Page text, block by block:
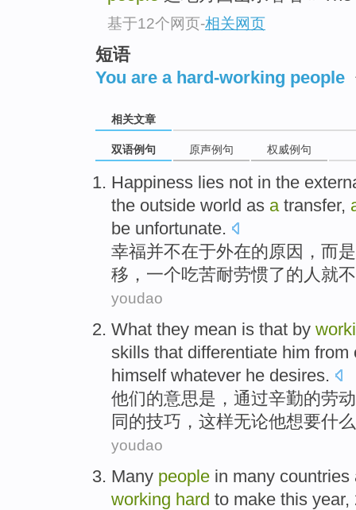
基于12个网页-相关网页
短语
You are a hard-working people
相关文章
双语例句 原声例句 权威例句
Happiness lies not in the
the outside world as a transfer,
be unfortunate.
幸福并不在于外在的原因 ， 而是
移 ， 一个吃苦耐劳惯了的 人就不
youdao
What they mean is that by
skills that differentiate him from
himself whatever he desires.
他们的意思是 ， 通过辛勤的劳
同的技巧 ， 这样无论他想要什
youdao
Many people in many countries
working hard to make this year,